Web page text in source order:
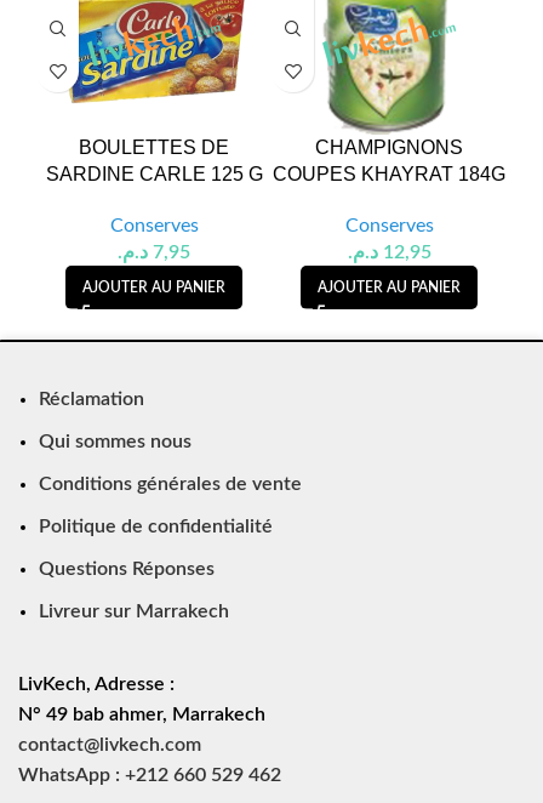
BOULETTES DE
SARDINE CARLE 125 G
Conserves
7,95 د.م.
AJOUTER AU PANIER
CHAMPIGNONS
COUPES KHAYRAT 184G
Conserves
12,95 د.م.
AJOUTER AU PANIER
Réclamation
Qui sommes nous
Conditions générales de vente
Politique de confidentialité
Questions Réponses
Livreur sur Marrakech
LivKech, Adresse :
N° 49 bab ahmer, Marrakech
contact@livkech.com
WhatsApp : +212 660 529 462